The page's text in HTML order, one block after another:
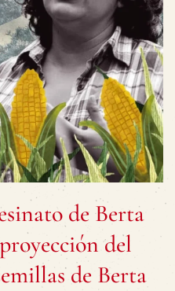
de Berta
del
de Berta